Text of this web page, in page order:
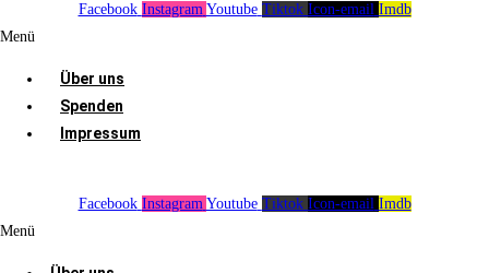
Facebook Instagram Youtube Tiktok Icon-email Imdb
Menü
Über uns
Spenden
Impressum
Facebook Instagram Youtube Tiktok Icon-email Imdb
Menü